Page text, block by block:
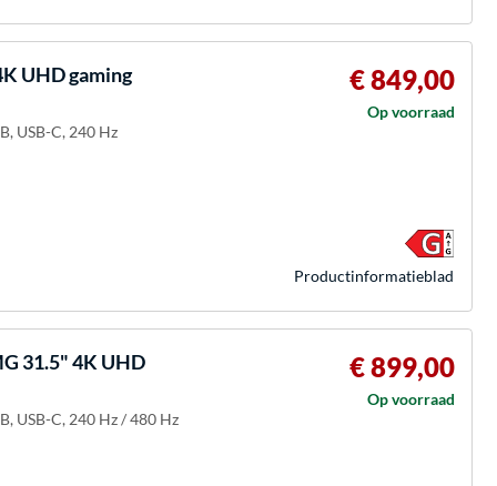
UHD gaming
USB-C, 240 Hz
€ 849,00
Op voorraad
Product­informatieblad
31.5" 4K UHD
USB-C, 240 Hz / 480 Hz
€ 899,00
Op voorraad